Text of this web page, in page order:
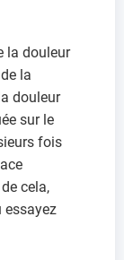
la douleur
la
douleur
sur le
fois
cela,
essayez